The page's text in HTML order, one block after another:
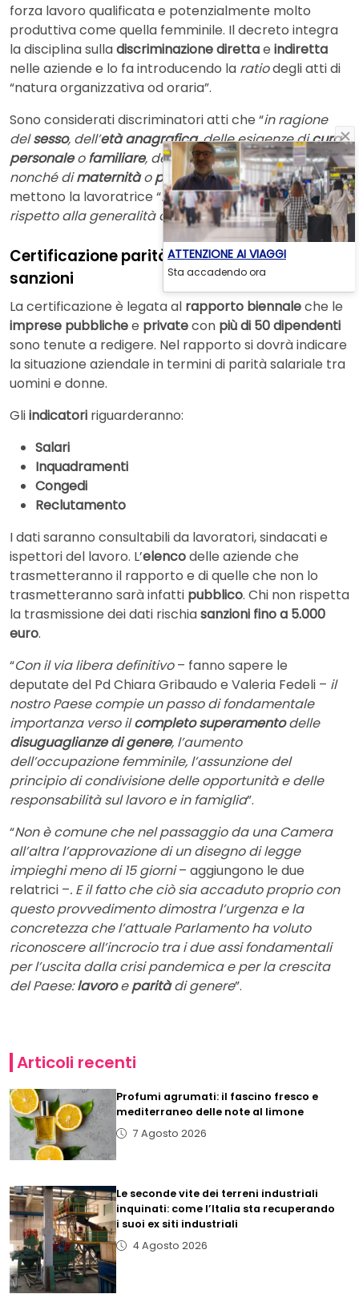
forza lavoro qualificata e potenzialmente molto
produttiva come quella femminile. Il decreto integra
la disciplina sulladiscriminazione direttae indiretta
nelle aziende e lo fa introducendo la ratiodegli atti di
“natura organizzativa od oraria”.
Sono considerati discriminatori atti che “in ragione
delsesso, dell’età anagrafica, delle esigenze dicura
personaleofamiliare, dello stato digravidanza
nonché dimaternitàopaternità, anche adottive”,
mettono la lavoratrice “in posizione di svantaggio
rispetto alla generalità degli altri ”.
Certificazione parità di genere: le possibili
sanzioni
La certificazione è legata al rapporto biennaleche le
imprese pubblichee privatecon più di 50 dipendenti
sono tenute a redigere. Nel rapporto si dovrà indicare
la situazione aziendale in termini di parità salariale tra
uomini e donne.
Gliindicatori riguarderanno:
Salari
Inquadramenti
Congedi
Reclutamento
I dati saranno consultabili da lavoratori, sindacati e
ispettori del lavoro. L’elencodelle aziende che
trasmetteranno il rapporto e di quelle che non lo
trasmetteranno sarà infatti pubblico. Chi non rispetta
la trasmissione dei dati rischiasanzioni fino a 5.000
euro.
“Con il via libera definitivo– fanno sapere le
deputate del Pd Chiara Gribaudo e Valeria Fedeli – il
nostro Paese compie un passo di fondamentale
importanza verso ilcompleto superamentodelle
disuguaglianze di genere, l’aumento
dell’occupazione femminile, l’assunzione del
principio di condivisione delle opportunità e delle
responsabilità sul lavoro e in famiglia”.
“Non è comune che nel passaggio da una Camera
all’altra l’approvazione di un disegno di legge
impieghi meno di 15 giorni– aggiungono le due
relatrici –. E il fatto che ciò sia accaduto proprio con
questo provvedimento dimostra l’urgenza e la
concretezza che l’attuale Parlamento ha voluto
riconoscere all’incrocio tra i due assi fondamentali
per l’uscita dalla crisi pandemica e per la crescita
del Paese:lavoroeparitàdi genere”.
Articoli recenti
Profumi agrumati: il fascino fresco e
mediterraneo delle note al limone
7 Agosto 2026
Le seconde vite dei terreni industriali
inquinati: come l’Italia sta recuperando
i suoi ex siti industriali
4 Agosto 2026
ATTENZIONE AI VIAGGI
Sta accadendo ora